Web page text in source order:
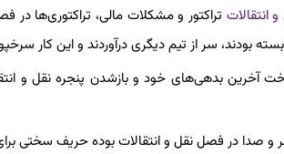
انتقالات تراکتور و مشکلات مالی، تراکتوری‌ها
بسته بودند، سر از تیم دیگری درآوردند و این کار
آخرین بدهی‌های خود وبازشدن پنجره نقل و
صدا در فصل نقل و انتقالات بوده حریف سختی برای